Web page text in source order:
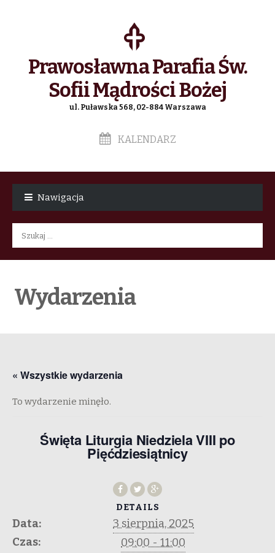
Prawosławna Parafia Św.
Sofii Mądrości Bożej
ul. Puławska 568, 02-884 Warszawa
KALENDARZ
Nawigacja
Szukaj:
Wydarzenia
« Wszystkie wydarzenia
To wydarzenie minęło.
Święta Liturgia Niedziela VIII po
Pięćdziesiątnicy
DETAILS
Data:
3 sierpnia, 2025
Czas:
09:00 - 11:00